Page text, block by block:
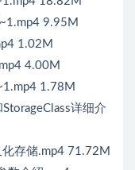
9.95M
1.02M
4.00M
1.78M
详细介
存储.mp4 71.72M